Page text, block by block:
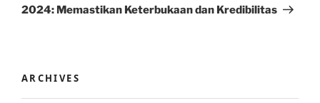
2024: Memastikan Keterbukaan dan Kredibilitas
ARCHIVES